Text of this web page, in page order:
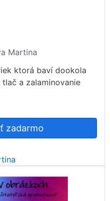
Martina
ktorá baví dookola
a zalaminovanie
zadarmo